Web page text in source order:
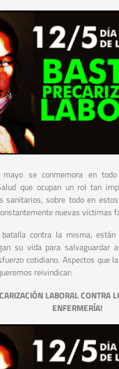
se conmemora en
que ocupan un rol tan
sanitarios, sobre todo en
nuevas víctimas
contra la misma, están
su vida para salvaguardar
cotidiano. Aspectos que
reivindicar:
LABORAL CONTRA
ENFERMERÍA!